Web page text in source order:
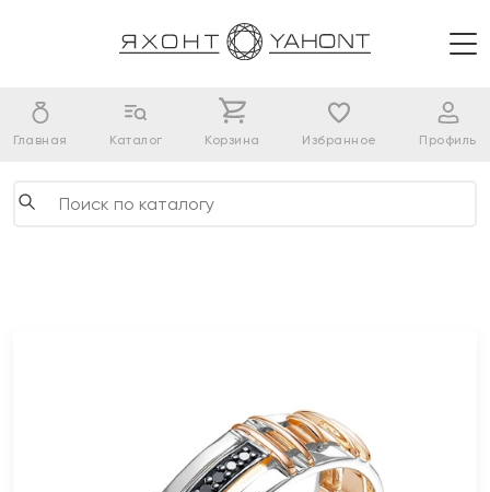
Главная Каталог Корзина Избранное Профиль